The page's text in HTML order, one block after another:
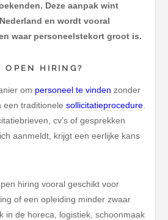
Deze aanpak wint
en wordt vooral
waar personeelstekort groot is.
OPEN HIRING?
om personeel te vinden zonder
een traditionelesollicitatieprocedure
cv’s of gesprekken
aanmeldt, krijgt een eerlijke kans
hiring vooral geschikt voor
of een opleiding minder zwaar
in de horeca, logistiek, schoonmaak